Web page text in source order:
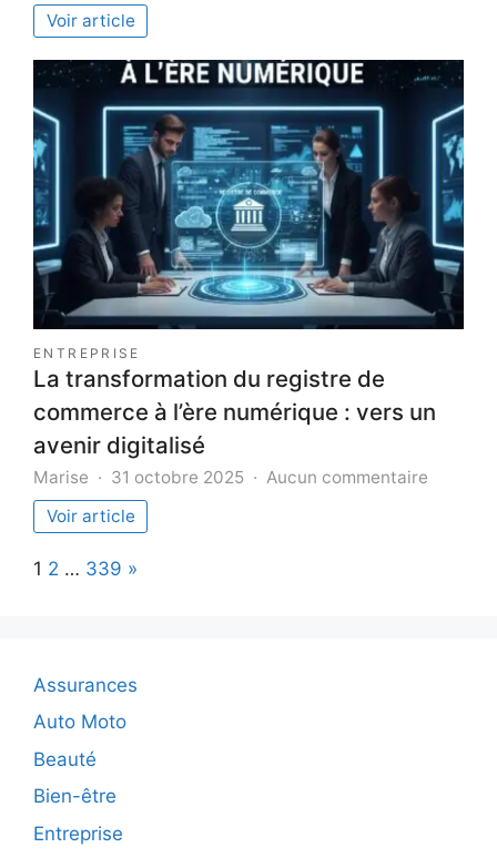
Éco-
Bienfaits
aux
Voir article
ENTREPRISE
La transformation du registre de
commerce à l’ère numérique : vers un
avenir digitalisé
Marise 31 octobre 2025 Aucun commentaire
Voir article
Page:
1 2 … 339 Next
»
Assurances
Auto Moto
Beauté
Bien-être
Entreprise